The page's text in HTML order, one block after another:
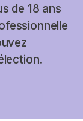
de 18 ans